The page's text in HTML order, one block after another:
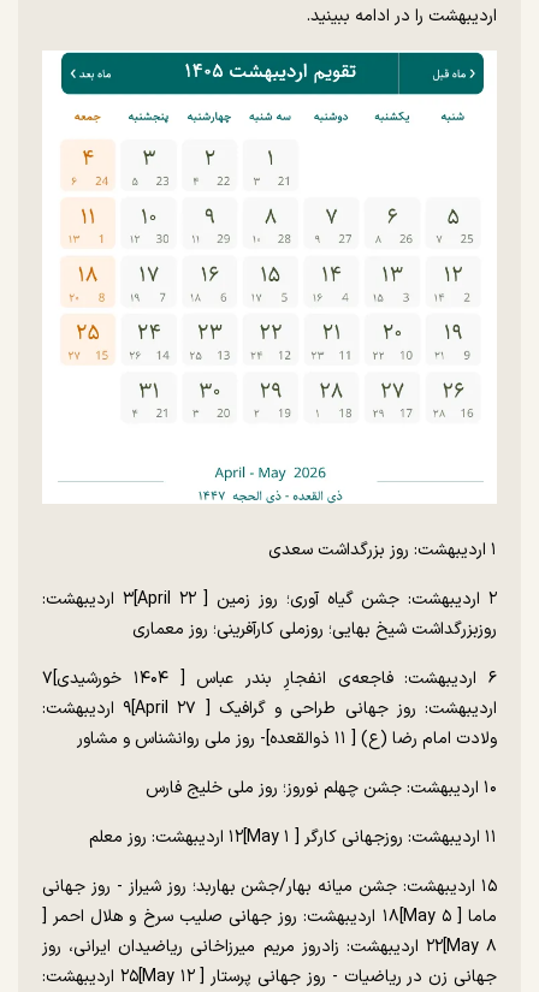
اردیبهشت را در ادامه ببینید.
۱ اردیبهشت: روز بزرگداشت سعدی
۲ اردیبهشت: جشن گیاه آوری؛ روز زمین [ April ۲۲]۳ اردیبهشت:
روزبزرگداشت شیخ بهایی؛ روزملی کارآفرینی؛ روز معماری
۶ اردیبهشت: فاجعه‌ی انفجارِ بندر عباس [ ۱۴۰۴ خورشیدی]۷
اردیبهشت: روز جهانی طراحی و گرافیک [ April ۲۷]۹ اردیبهشت:
ولادت امام رضا (ع) [ ۱۱ ذوالقعده]- روز ملی روانشناس و مشاور
۱۰ اردیبهشت: جشن چهلم نوروز؛ روز ملی خلیج فارس
۱۱ اردیبهشت: روزجهانی کارگر [ May ۱]۱۲ اردیبهشت: روز معلم
۱۵ اردیبهشت: جشن میانه بهار/جشن بهاربد؛ روز شیراز - روز جهانی
ماما [ May ۵]۱۸ اردیبهشت: روز جهانی صلیب سرخ و هلال احمر [
May ۸]۲۲ اردیبهشت: زادروز مریم میرزاخانی ریاضیدان ایرانی، روز
جهانی زن در ریاضیات - روز جهانی پرستار [ May ۱۲]۲۵ اردیبهشت: